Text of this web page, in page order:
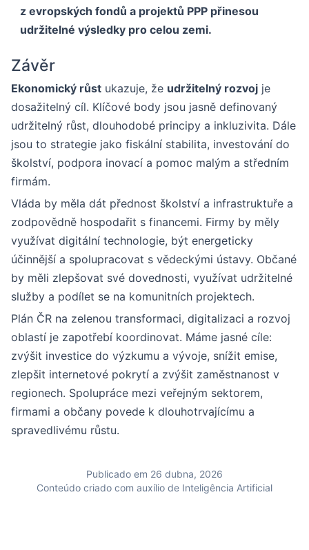
z evropských fondů a projektů PPPpřinesou
udržitelné výsledky pro celou zemi.
Závěr
Ekonomický růst ukazuje, že udržitelný rozvoj je
dosažitelný cíl. Klíčové body jsou jasně definovaný
udržitelný růst, dlouhodobé principy a inkluzivita. Dále
jsou to strategie jako fiskální stabilita, investování do
školství, podpora inovací a pomoc malým a středním
firmám.
Vláda by měla dát přednost školství a infrastruktuře a
zodpovědně hospodařit s financemi. Firmy by měly
využívat digitální technologie, být energeticky
účinnější a spolupracovat s vědeckými ústavy. Občané
by měli zlepšovat své dovednosti, využívat udržitelné
služby a podílet se na komunitních projektech.
Plán ČR na zelenou transformaci, digitalizaci a rozvoj
oblastí je zapotřebí koordinovat. Máme jasné cíle:
zvýšit investice do výzkumu a vývoje, snížit emise,
zlepšit internetové pokrytí a zvýšit zaměstnanost v
regionech. Spolupráce mezi veřejným sektorem,
firmami a občany povede k dlouhotrvajícímu a
spravedlivému růstu.
Publicado em 26 dubna, 2026
Conteúdo criado com auxílio de Inteligência Artificial